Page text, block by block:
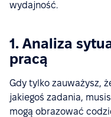
wydajność.
1. Analiza
pracą
Gdy tylko zauważysz,
jakiegoś zadania,
mogą obrazować